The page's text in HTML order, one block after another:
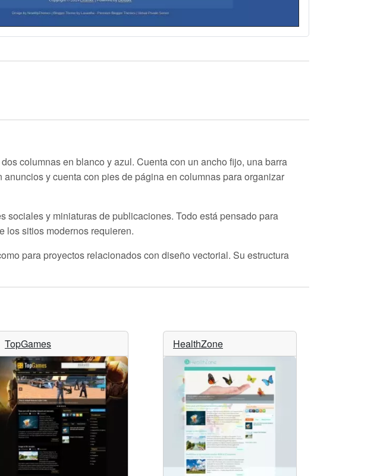
columnas en blanco y azul. Cuenta con un ancho fijo, una barra
y cuenta con pies de página en columnas para organizar
sociales y miniaturas de publicaciones. Todo está pensado para
los sitios modernos requieren.
para proyectos relacionados con diseño vectorial. Su estructura
TopGames HealthZone